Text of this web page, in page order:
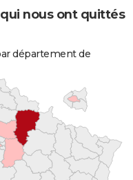
nous ont quittés
département de